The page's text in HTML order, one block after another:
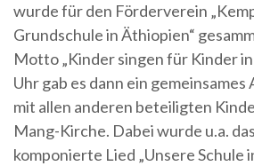
wurde für den Förderverein
Grundschule in Äthiopien“
Motto „Kinder singen für Kinder in
Uhr gab es dann ein gemeinsames
mit allen anderen beteiligten
Mang-Kirche. Dabei wurde u.a.
komponierte Lied „Unsere Schule